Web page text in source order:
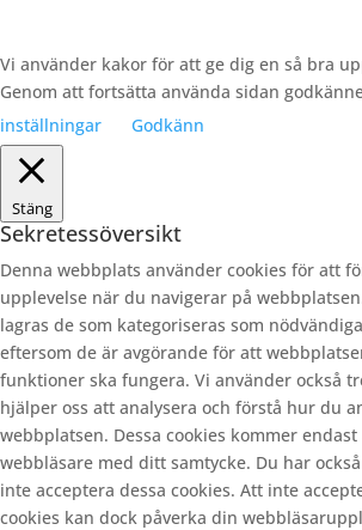
Vi använder kakor för att ge dig en så bra
Genom att fortsätta använda sidan
inställningar
Godkänn
Stäng
Sekretessöversikt
Denna webbplats använder cookies för att
upplevelse när du navigerar på
lagras de som kategoriseras som
eftersom de är avgörande för att
funktioner ska fungera. Vi använder också
hjälper oss att analysera och förstå hur du
webbplatsen. Dessa cookies kommer
webbläsare med ditt samtycke. Du har
inte acceptera dessa cookies. Att inte
cookies kan dock påverka din